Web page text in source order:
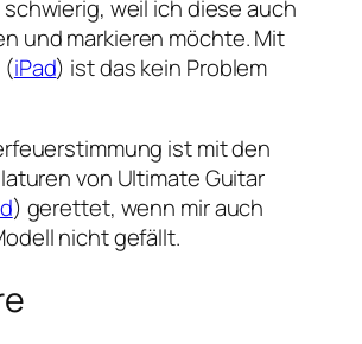
weil ich diese auch
und markieren möchte. Mit
(iPad) ist das kein Problem
ist mit den
von Ultimate Guitar
) gerettet, wenn mir auch
nicht gefällt.